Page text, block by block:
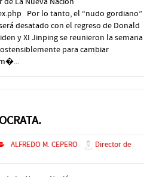
Por lo tanto, el “nudo gordiano”
desatado con el regreso de Donald
y XI Jinping se reunieron la semana
para cambiar
ALFREDO M. CEPERO
Director de